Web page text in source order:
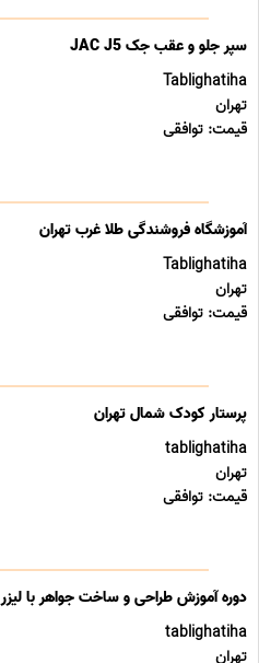
سپر جلو و عقب جک JAC J5
Tablighatiha
تهران
قیمت: توافقی
آموزشگاه فروشندگی طلا غرب تهران
Tablighatiha
تهران
قیمت: توافقی
پرستار کودک شمال تهران
tablighatiha
تهران
قیمت: توافقی
دوره آموزش طراحی و ساخت جواهر با لیزر
tablighatiha
تهران